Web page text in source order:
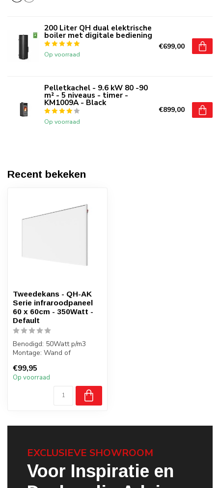
200 Liter QH dual elektrische
boiler met digitale bediening
Op voorraad
€699,00
Pelletkachel - 9.6 kW 80 -90
m² - 5 niveaus - timer -
KM1009A - Black
Op voorraad
€899,00
Recent bekeken
Tweedekans - QH-AK
Serie infraroodpaneel
60 x 60cm - 350Watt -
Default
Benodigd: 50Watt p/m3
Montage: Wand of
Gewicht: 2 kilo
Badkamer: J...
€99,95
Op voorraad
EXCLUSIEVE SHOWROOM
Voor Inspiratie en